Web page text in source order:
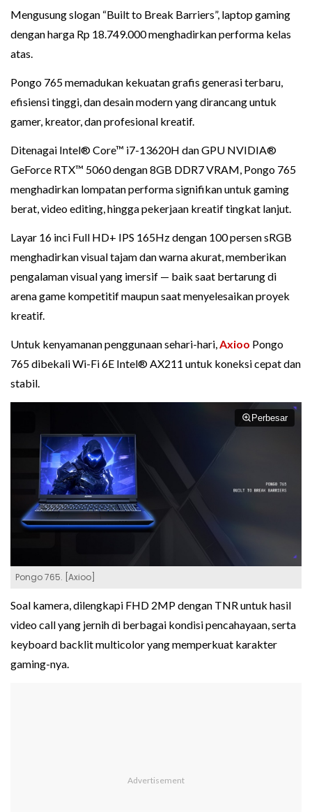
Mengusung slogan “Built to Break Barriers”, laptop gaming
dengan harga Rp 18.749.000 menghadirkan performa kelas
atas.
Pongo 765 memadukan kekuatan grafis generasi terbaru,
efisiensi tinggi, dan desain modern yang dirancang untuk
gamer, kreator, dan profesional kreatif.
Ditenagai Intel® Core™ i7-13620H dan GPU NVIDIA®
GeForce RTX™ 5060 dengan 8GB DDR7 VRAM, Pongo 765
menghadirkan lompatan performa signifikan untuk gaming
berat, video editing, hingga pekerjaan kreatif tingkat lanjut.
Layar 16 inci Full HD+ IPS 165Hz dengan 100 persen sRGB
menghadirkan visual tajam dan warna akurat, memberikan
pengalaman visual yang imersif — baik saat bertarung di
arena game kompetitif maupun saat menyelesaikan proyek
kreatif.
Untuk kenyamanan penggunaan sehari-hari,Axioo Pongo
765 dibekali Wi-Fi 6E Intel® AX211 untuk koneksi cepat dan
stabil.
Perbesar
Pongo 765. [Axioo]
Soal kamera, dilengkapi FHD 2MP dengan TNR untuk hasil
video call yang jernih di berbagai kondisi pencahayaan, serta
keyboard backlit multicolor yang memperkuat karakter
gaming-nya.